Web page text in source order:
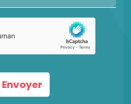
Envoyer